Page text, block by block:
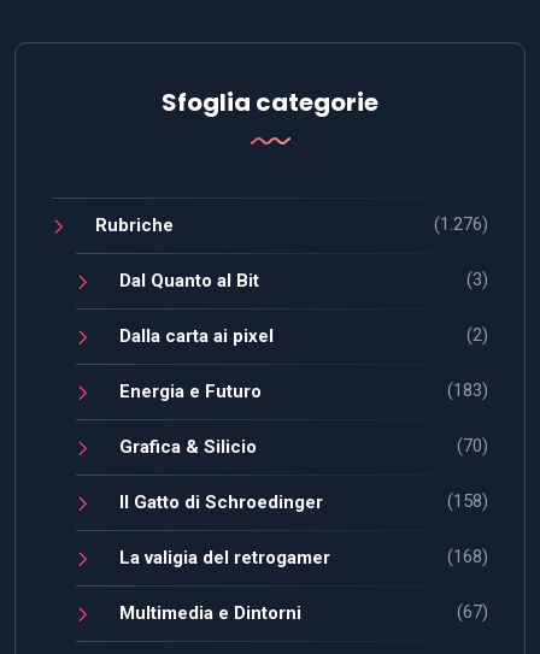
Sfoglia categorie
Rubriche (1.276)
Dal Quanto al Bit (3)
Dalla carta ai pixel (2)
Energia e Futuro (183)
Grafica & Silicio (70)
Il Gatto di Schroedinger (158)
La valigia del retrogamer (168)
Multimedia e Dintorni (67)